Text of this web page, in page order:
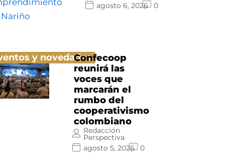
agosto 6, 2026
0
y novedadesConfecoop
reunirá las
voces que
marcarán el
rumbo del
cooperativismo
colombiano
Redacción
Perspectiva
agosto 5, 2026
0